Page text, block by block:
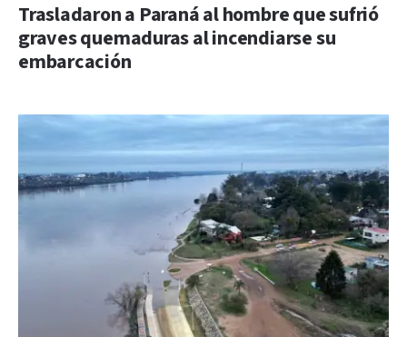
Trasladaron a Paraná al hombre que sufrió
graves quemaduras al incendiarse su
embarcación